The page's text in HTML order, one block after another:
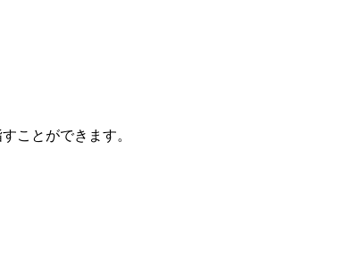
ことができます。